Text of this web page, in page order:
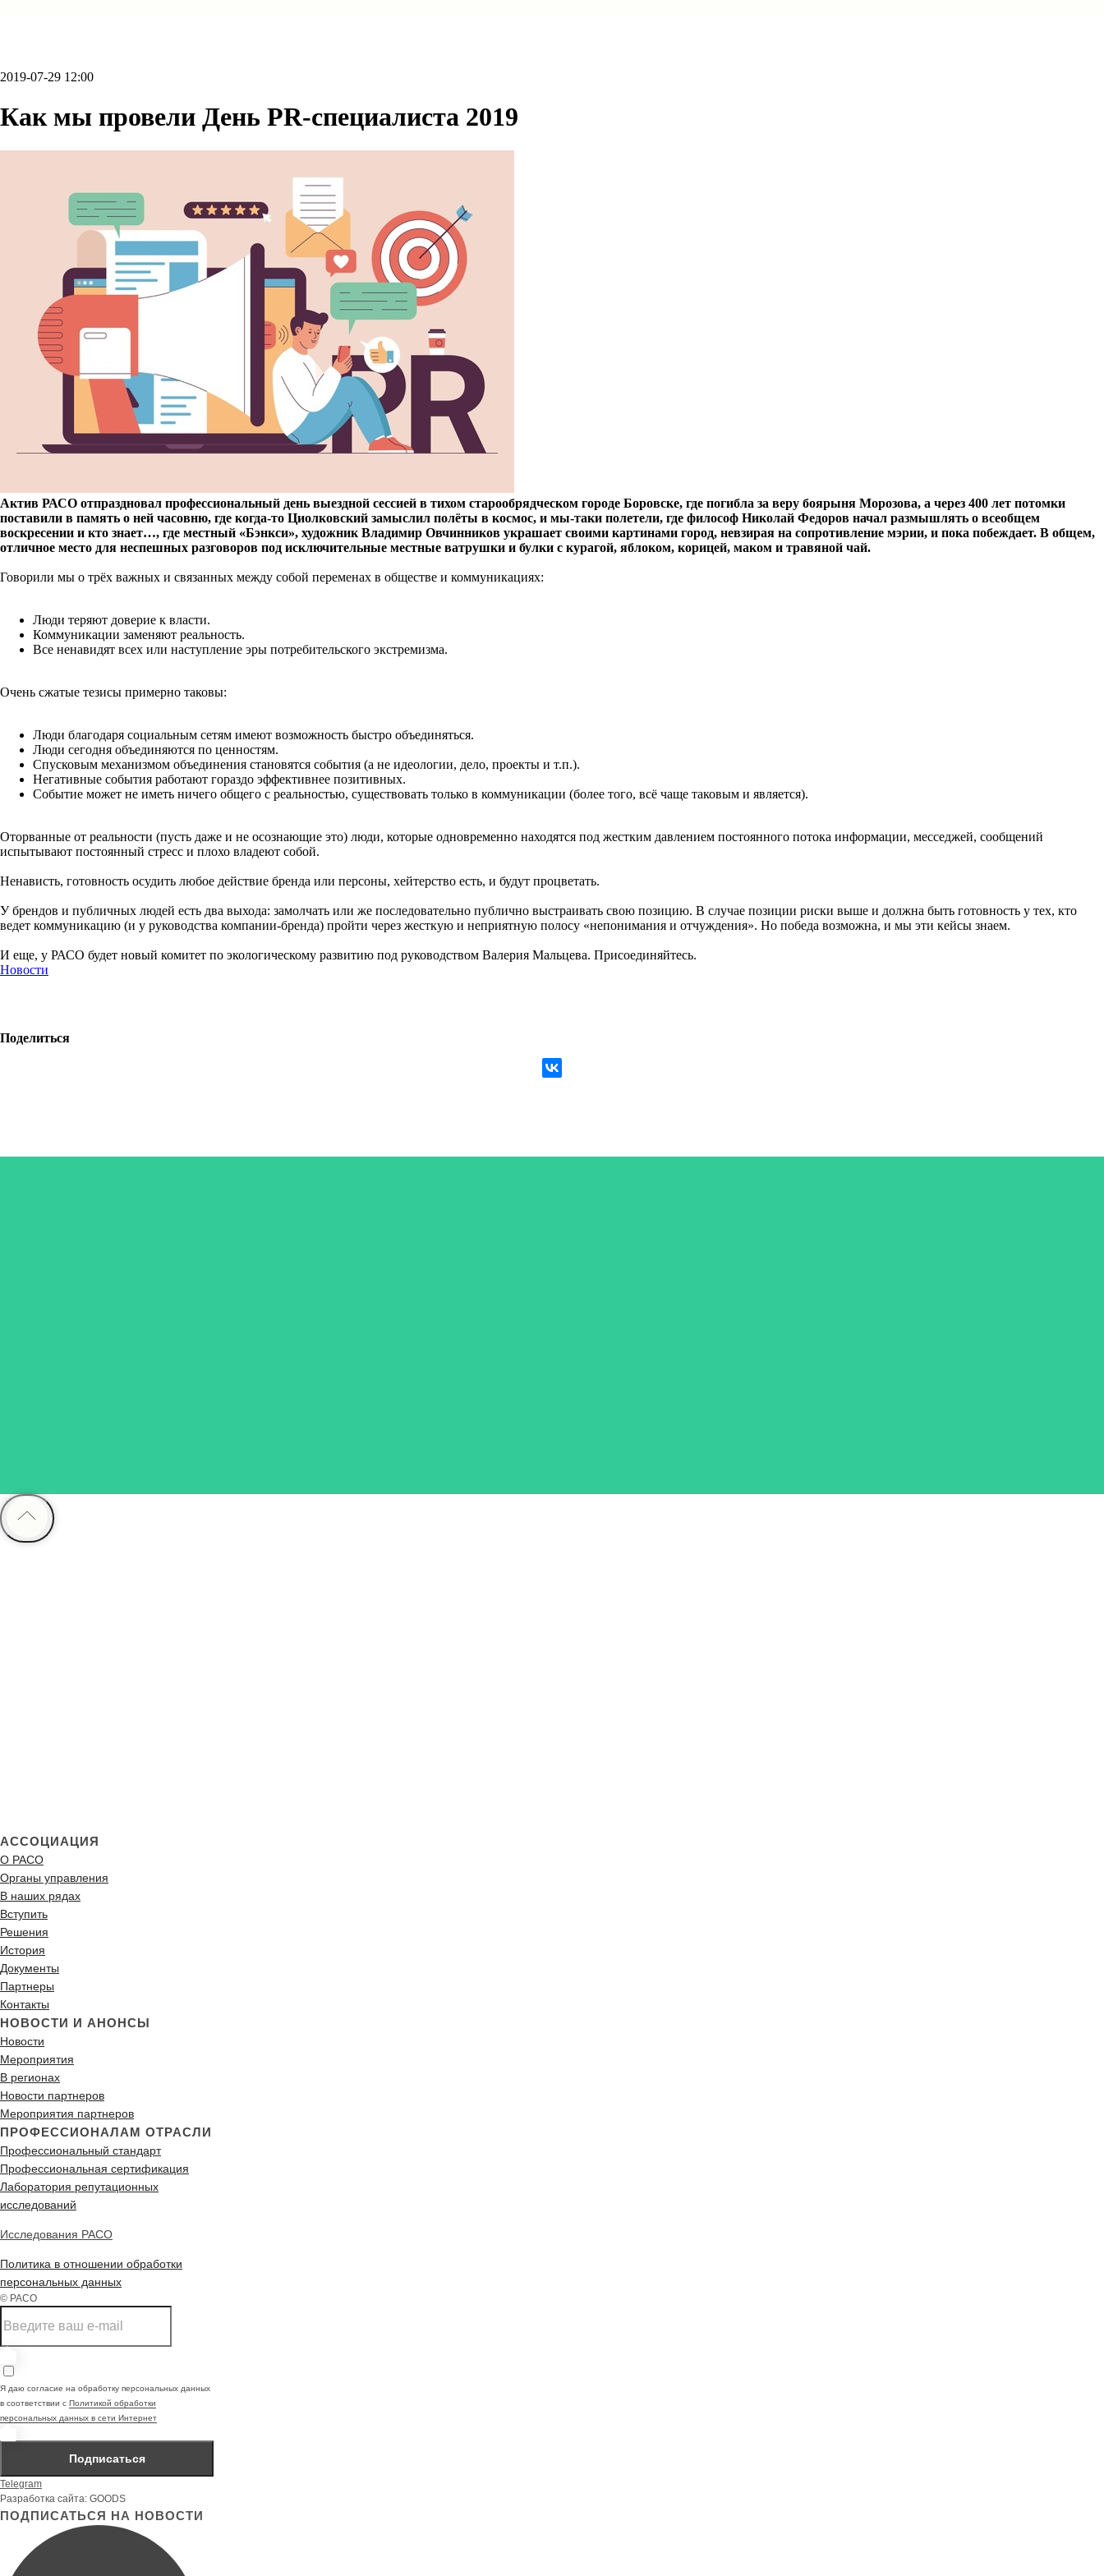
2019-07-29 12:00
Как мы провели День PR-специалиста 2019
Актив РАСО отпраздновал профессиональный день выездной сессией в тихом старообрядческом городе Боровске, где погибла за веру боярыня Морозова, а через 400 лет потомки
поставили в память о ней часовню, где когда-то Циолковский замыслил полёты в космос, и мы-таки полетели, где философ Николай Федоров начал размышлять о всеобщем
воскресении и кто знает…, где местный «Бэнкси», художник Владимир Овчинников украшает своими картинами город, невзирая на сопротивление мэрии, и пока побеждает. В общем,
отличное место для неспешных разговоров под исключительные местные ватрушки и булки с курагой, яблоком, корицей, маком и травяной чай.
Говорили мы о трёх важных и связанных между собой переменах в обществе и коммуникациях:
Люди теряют доверие к власти.
Коммуникации заменяют реальность.
Все ненавидят всех или наступление эры потребительского экстремизма.
Очень сжатые тезисы примерно таковы:
Люди благодаря социальным сетям имеют возможность быстро объединяться.
Люди сегодня объединяются по ценностям.
Спусковым механизмом объединения становятся события (а не идеологии, дело, проекты и т.п.).
Негативные события работают гораздо эффективнее позитивных.
Событие может не иметь ничего общего с реальностью, существовать только в коммуникации (более того, всё чаще таковым и является).
Оторванные от реальности (пусть даже и не осознающие это) люди, которые одновременно находятся под жестким давлением постоянного потока информации, месседжей, сообщений
испытывают постоянный стресс и плохо владеют собой.
Ненависть, готовность осудить любое действие бренда или персоны, хейтерство есть, и будут процветать.
У брендов и публичных людей есть два выхода: замолчать или же последовательно публично выстраивать свою позицию. В случае позиции риски выше и должна быть готовность у тех, кто
ведет коммуникацию (и у руководства компании-бренда) пройти через жесткую и неприятную полосу «непонимания и отчуждения». Но победа возможна, и мы эти кейсы знаем.
И еще, у РАСО будет новый комитет по экологическому развитию под руководством Валерия Мальцева. Присоединяйтесь.
Новости
Поделиться
АССОЦИАЦИЯ
О РАСО
Органы управления
В наших рядах
Вступить
Решения
История
Документы
Партнеры
Контакты
НОВОСТИ И АНОНСЫ
Новости
Мероприятия
В регионах
Новости партнеров
Мероприятия партнеров
ПРОФЕССИОНАЛАМ ОТРАСЛИ
Профессиональный стандарт
Профессиональная сертификация
Лаборатория репутационных
исследований
Исследования РАСО
Политика в отношении обработки
персональных данных
© РАСО
Я даю согласие на обработку персональных данных
в соответствии с Политикой обработки
персональных данных в сети Интернет
Подписаться
Telegram
Разработка сайта: GOODS
ПОДПИСАТЬСЯ НА НОВОСТИ